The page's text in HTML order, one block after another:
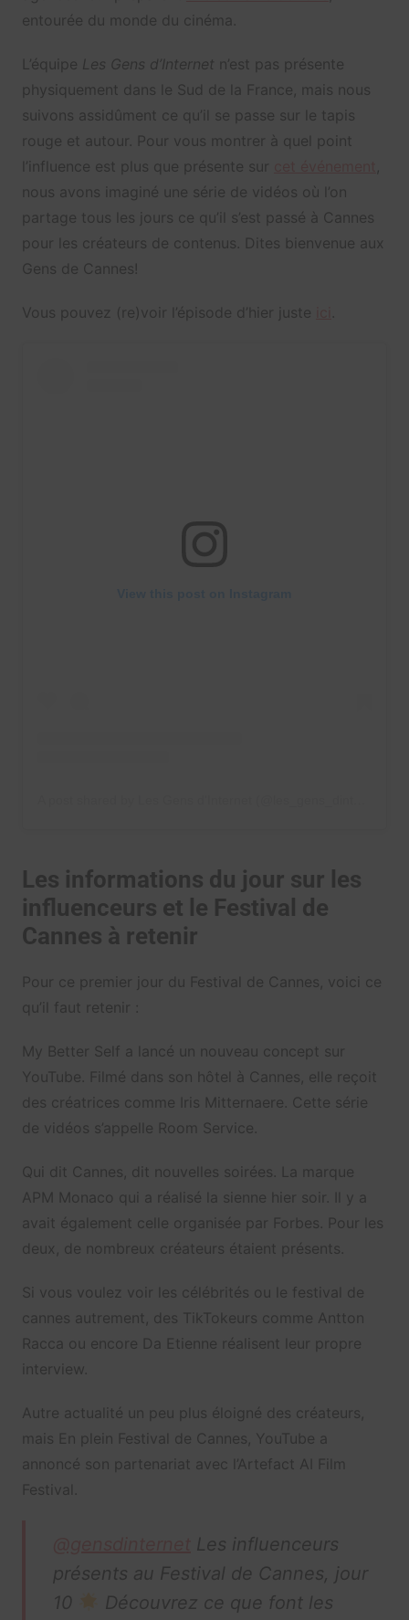
entourée du monde du cinéma.
L’équipe Les Gens d’Internet n’est pas présente
physiquement dans le Sud de la France, mais nous
suivons assidûment ce qu’il se passe sur le tapis
rouge et autour. Pour vous montrer à quel point
l’influence est plus que présente sur
,
nous avons imaginé une série de vidéos où l’on
partage tous les jours ce qu’il s’est passé à Cannes
pour les créateurs de contenus. Dites bienvenue aux
Gens de Cannes!
Vous pouvez (re)voir l’épisode d’hier juste
Les informations du jour sur les
influenceurs et le Festival de
Cannes à retenir
Pour ce premier jour du Festival de Cannes, voici ce
qu’il faut retenir :
My Better Self a lancé un nouveau concept sur
YouTube. Filmé dans son hôtel à Cannes, elle reçoit
des créatrices comme Iris Mitternaere. Cette série
de vidéos s’appelle Room Service.
Qui dit Cannes, dit nouvelles soirées. La marque
APM Monaco qui a réalisé la sienne hier soir. Il y a
avait également celle organisée par Forbes. Pour les
deux, de nombreux créateurs étaient présents.
Si vous voulez voir les célébrités ou le festival de
cannes autrement, des TikTokeurs comme Antton
Racca ou encore Da Etienne réalisent leur propre
interview.
Autre actualité un peu plus éloigné des créateurs,
mais En plein Festival de Cannes, YouTube a
annoncé son partenariat avec l’Artefact AI Film
Festival.
Les influenceurs
présents au Festival de Cannes, jour
10
Découvrez ce que font les